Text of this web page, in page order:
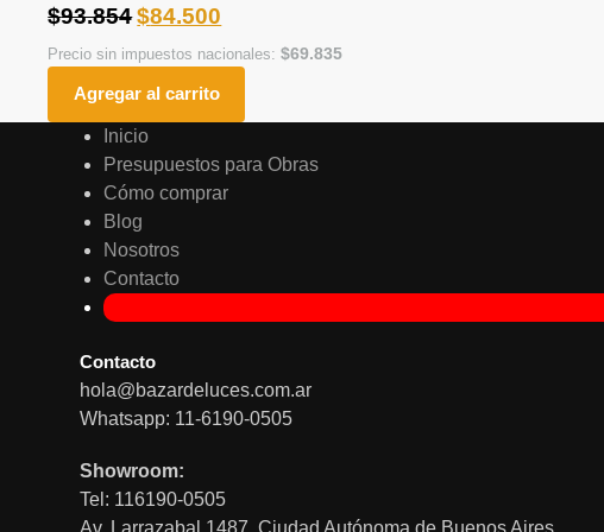
$93.854$84.500
Precio sin impuestos nacionales:$69.835
Agregar al carrito
Inicio
Presupuestos para Obras
Cómo comprar
Blog
Nosotros
Contacto
Contacto
hola@bazardeluces.com.ar
Whatsapp: 11-6190-0505
Showroom:
Tel: 116190-0505
Av. Larrazabal 1487, Ciudad Autónoma de Buenos Aires.